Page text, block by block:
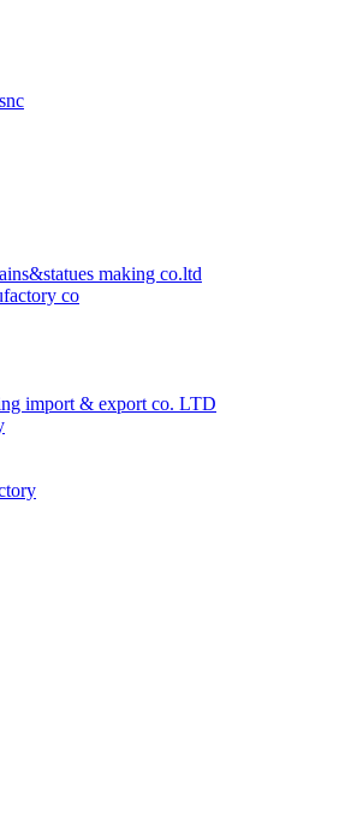
making co.ltd
co
import & export co. LTD